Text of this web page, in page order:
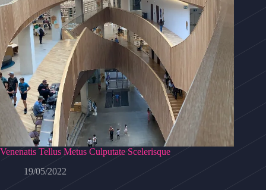
Venenatis Tellus Metus Culputate Scelerisque
19/05/2022